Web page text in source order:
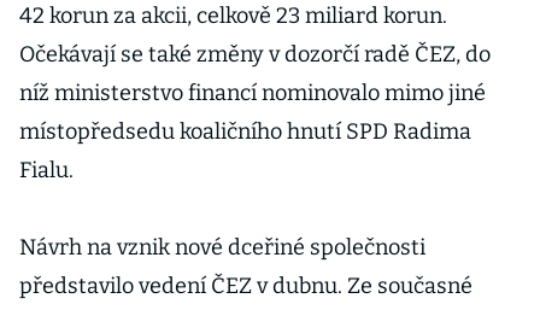
42 korun za akcii, celkově 23 miliard korun.
Očekávají se také změny v dozorčí radě ČEZ, do
níž ministerstvo financí nominovalo mimo jiné
místopředsedu koaličního hnutí SPD Radima
Fialu.
Návrh na vznik nové dceřiné společnosti
představilo vedení ČEZ v dubnu. Ze současné